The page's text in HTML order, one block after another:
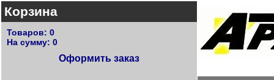
Корзина
Товаров: 0
На сумму: 0
Оформить заказ